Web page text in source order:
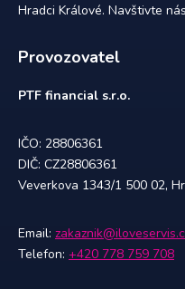
Hradci Králové. Navštivte
Provozovatel
PTF financial s.r.o.
IČO: 28806361
DIČ: CZ28806361
Veverkova 1343/1 500 02,
Email:
Telefon: +420 778 759 708